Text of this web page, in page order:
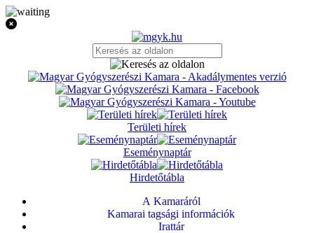
Területi hírek
Eseménynaptár
Hirdetőtábla
A Kamaráról
Kamarai tagsági információk
Irattár